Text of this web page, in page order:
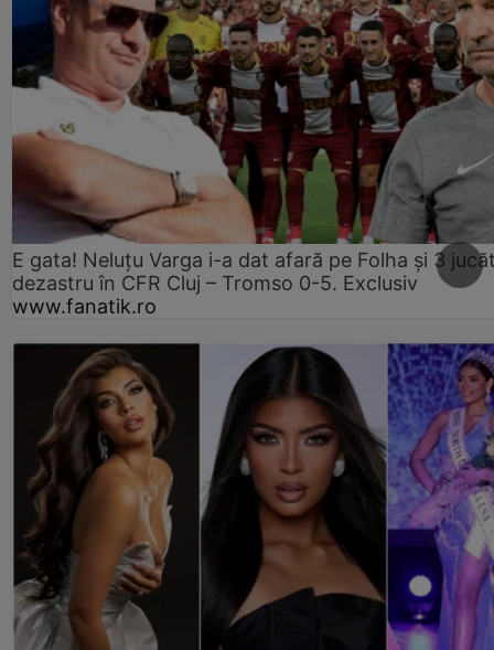
E gata! Neluțu Varga i-a dat afară pe Folha și 3
dezastru în CFR Cluj – Tromso 0-5. Exclusiv
www.fanatik.ro